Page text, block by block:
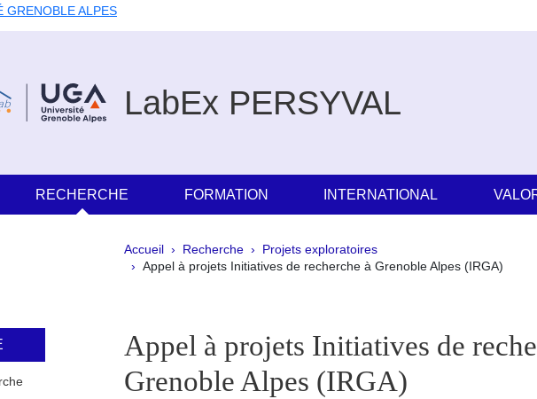
GRENOBLE ALPES
LabEx PERSYVAL
RECHERCHE FORMATION INTERNATIONAL
Fil d'Ariane
Accueil Recherche
Projets exploratoires
Appel à projets Initiatives de recherche à Grenoble Alpes (IRGA)
principale Sidebar
Appel à projets Initiatives de
Grenoble Alpes (IRGA)